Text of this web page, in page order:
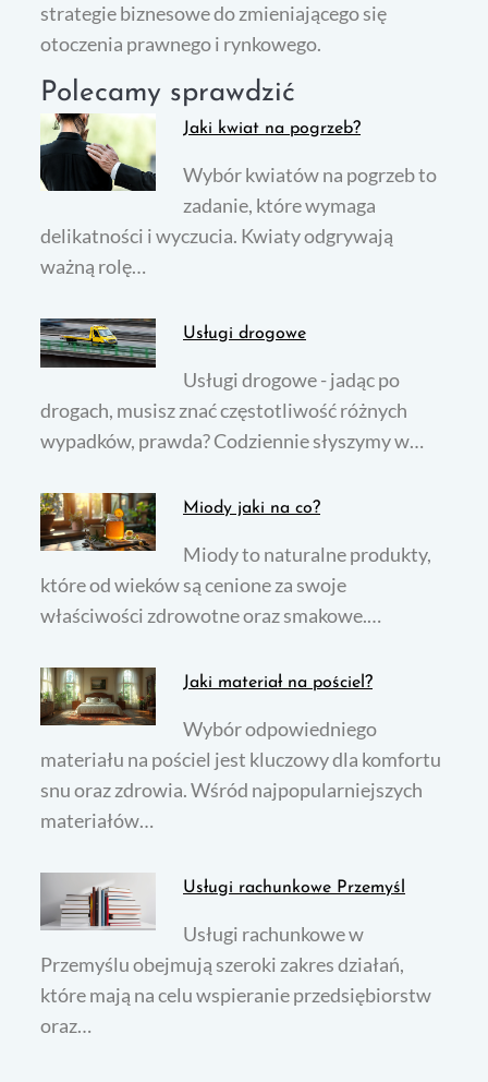
strategie biznesowe do zmieniającego się
otoczenia prawnego i rynkowego.
Polecamy sprawdzić
Jaki kwiat na pogrzeb?
Wybór kwiatów na pogrzeb to
zadanie, które wymaga
delikatności i wyczucia. Kwiaty odgrywają
ważną rolę…
Usługi drogowe
Usługi drogowe - jadąc po
drogach, musisz znać częstotliwość różnych
wypadków, prawda? Codziennie słyszymy w…
Miody jaki na co?
Miody to naturalne produkty,
które od wieków są cenione za swoje
właściwości zdrowotne oraz smakowe.…
Jaki materiał na pościel?
Wybór odpowiedniego
materiału na pościel jest kluczowy dla komfortu
snu oraz zdrowia. Wśród najpopularniejszych
materiałów…
Usługi rachunkowe Przemyśl
Usługi rachunkowe w
Przemyślu obejmują szeroki zakres działań,
które mają na celu wspieranie przedsiębiorstw
oraz…